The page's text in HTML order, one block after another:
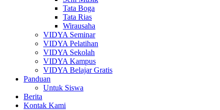
Tata Boga
Tata Rias
Wirausaha
VIDYA Seminar
VIDYA Pelatihan
VIDYA Sekolah
VIDYA Kampus
VIDYA Belajar Gratis
Panduan
Untuk Siswa
Berita
Kontak Kami